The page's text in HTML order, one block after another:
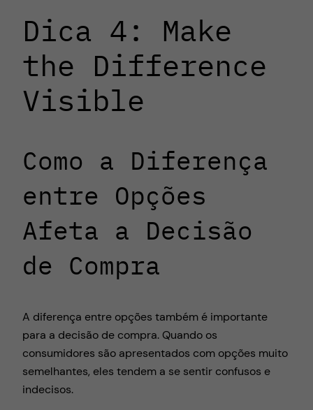
Dica 4: Make
the Difference
Visible
Como a Diferença
entre Opções
Afeta a Decisão
de Compra
A diferença entre opções também é importante
para a decisão de compra. Quando os
consumidores são apresentados com opções muito
semelhantes, eles tendem a se sentir confusos e
indecisos.